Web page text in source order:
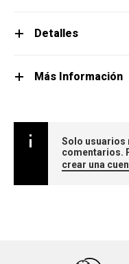
Detalles
Más Información
Solo usuarios
comentarios.
crear una